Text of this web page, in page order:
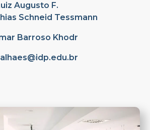
Augusto F.
Schneid Tessmann
Barroso Khodr